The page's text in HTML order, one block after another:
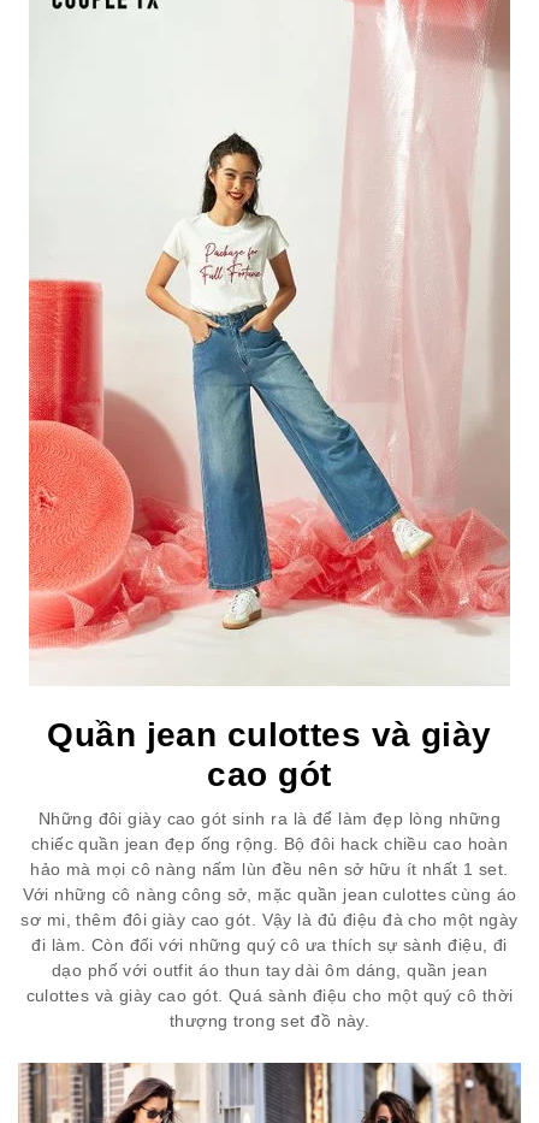
Quần jean culottes và giày
cao gót
Những đôi giày cao gót sinh ra là để làm đẹp lòng những
chiếc quần jean đẹp ống rộng. Bộ đôi hack chiều cao hoàn
hảo mà mọi cô nàng nấm lùn đều nên sở hữu ít nhất 1 set.
Với những cô nàng công sở, mặc quần jean culottes cùng áo
sơ mi, thêm đôi giày cao gót. Vậy là đủ điệu đà cho một ngày
đi làm. Còn đối với những quý cô ưa thích sự sành điệu, đi
dạo phố với outfit áo thun tay dài ôm dáng, quần jean
culottes và giày cao gót. Quá sành điệu cho một quý cô thời
thượng trong set đồ này.